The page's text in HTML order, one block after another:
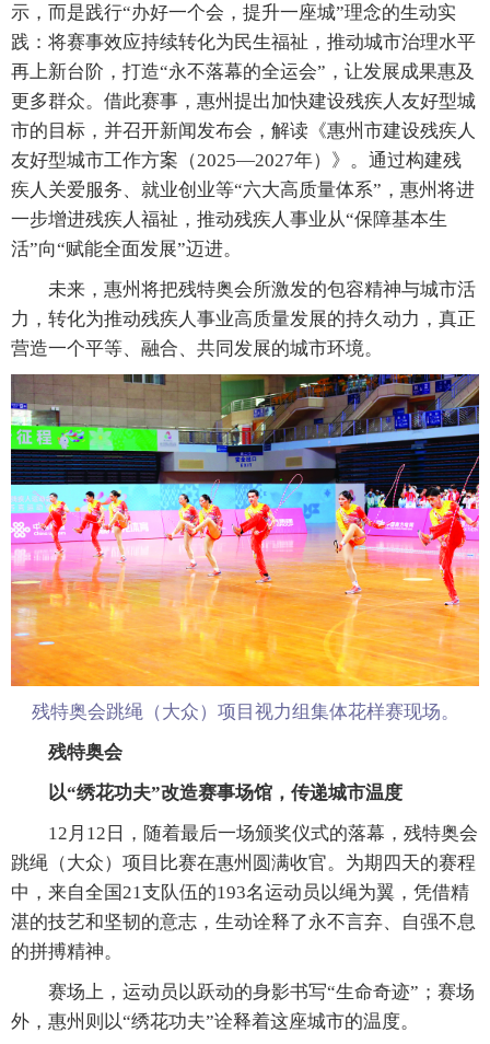
示，而是践行“办好一个会，提升一座城”理念的生动实
践：将赛事效应持续转化为民生福祉，推动城市治理水平
再上新台阶，打造“永不落幕的全运会”，让发展成果惠及
更多群众。借此赛事，惠州提出加快建设残疾人友好型城
市的目标，并召开新闻发布会，解读《惠州市建设残疾人
友好型城市工作方案（2025—2027年）》。通过构建残
疾人关爱服务、就业创业等“六大高质量体系”，惠州将进
一步增进残疾人福祉，推动残疾人事业从“保障基本生
活”向“赋能全面发展”迈进。
未来，惠州将把残特奥会所激发的包容精神与城市活
力，转化为推动残疾人事业高质量发展的持久动力，真正
营造一个平等、融合、共同发展的城市环境。
残特奥会跳绳（大众）项目视力组集体花样赛现场。
残特奥会
以“绣花功夫”改造赛事场馆，传递城市温度
12月12日，随着最后一场颁奖仪式的落幕，残特奥会
跳绳（大众）项目比赛在惠州圆满收官。为期四天的赛程
中，来自全国21支队伍的193名运动员以绳为翼，凭借精
湛的技艺和坚韧的意志，生动诠释了永不言弃、自强不息
的拼搏精神。
赛场上，运动员以跃动的身影书写“生命奇迹”；赛场
外，惠州则以“绣花功夫”诠释着这座城市的温度。